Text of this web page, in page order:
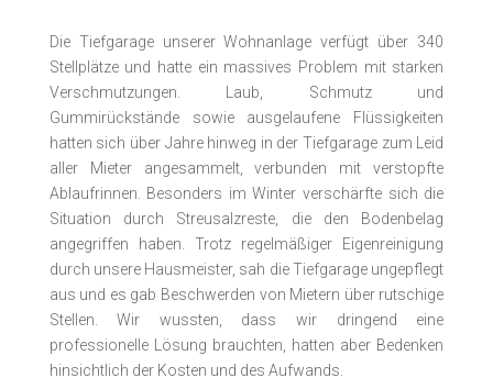
Die Tiefgarage unserer Wohnanlage verfügt über 340
Stellplätze und hatte ein massives Problem mit starken
Verschmutzungen. Laub, Schmutz und
Gummirückstände sowie ausgelaufene Flüssigkeiten
hatten sich über Jahre hinweg in der Tiefgarage zum Leid
aller Mieter angesammelt, verbunden mit verstopfte
Ablaufrinnen. Besonders im Winter verschärfte sich die
Situation durch Streusalzreste, die den Bodenbelag
angegriffen haben. Trotz regelmäßiger Eigenreinigung
durch unsere Hausmeister, sah die Tiefgarage ungepflegt
aus und es gab Beschwerden von Mietern über rutschige
Stellen. Wir wussten, dass wir dringend eine
professionelle Lösung brauchten, hatten aber Bedenken
hinsichtlich der Kosten und des Aufwands.